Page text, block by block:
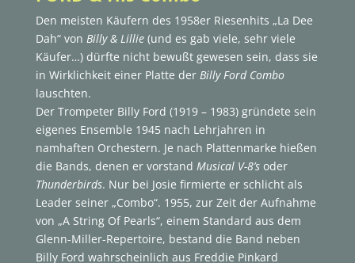
Den meisten Käufern des 1958er Riesenhits „La Dee
Dah“ von Billy & Lillie(und es gab viele, sehr viele
Käufer…) dürfte nicht bewußt gewesen sein, dass sie
in Wirklichkeit einer Platte der Billy Ford Combo
lauschten.
Der Trompeter Billy Ford (1919 – 1983) gründete sein
eigenes Ensemble 1945 nach Lehrjahren in
namhaften Orchestern. Je nach Plattenmarke hießen
die Bands, denen er vorstand Musical V-8’soder
Thunderbirds. Nur bei Josie firmierte er schlicht als
Leader seiner „Combo“. 1955, zur Zeit der Aufnahme
von „A String Of Pearls“, einem Standard aus dem
Glenn-Miller-Repertoire, bestand die Band neben
Billy Ford wahrscheinlich aus Freddie Pinkard